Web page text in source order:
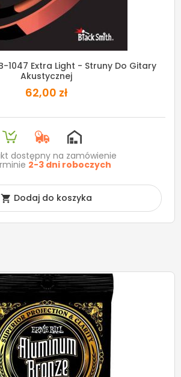
1047 Extra Light - Struny Do Gitary
Akustycznej
62,00 zł
dostępny na zamówienie
2-3 dni roboczych
 Dodaj do koszyka